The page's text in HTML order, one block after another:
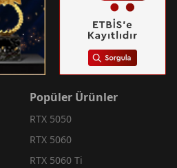
Popüler Ürünler
RTX 5050
RTX 5060
RTX 5060 Ti